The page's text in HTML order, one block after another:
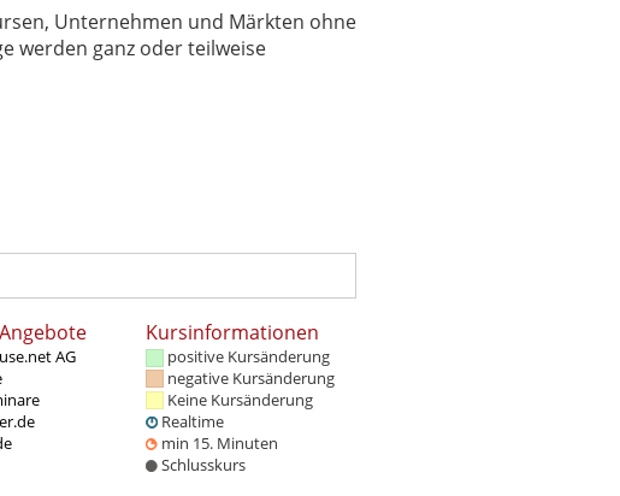
Unternehmen und Märkten ohne
werden ganz oder teilweise
AG
Kursinformationen
positive Kursänderung
negative Kursänderung
Keine Kursänderung
Realtime
min 15. Minuten
Schlusskurs